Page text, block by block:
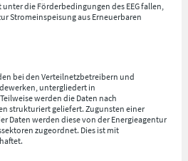
unter die Förderbedingungen des EEG fallen,
Stromeinspeisung aus Erneuerbaren
bei den Verteilnetzbetreibern und
untergliedert in
werden die Daten nach
strukturiert geliefert. Zugunsten einer
Daten werden diese von der Energieagentur
zugeordnet. Dies ist mit